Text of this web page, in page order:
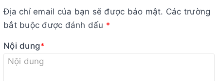
Địa chỉ email của bạn sẽ được bảo mật. Các trường
bắt buộc được đánh dấu *
Nội dung*